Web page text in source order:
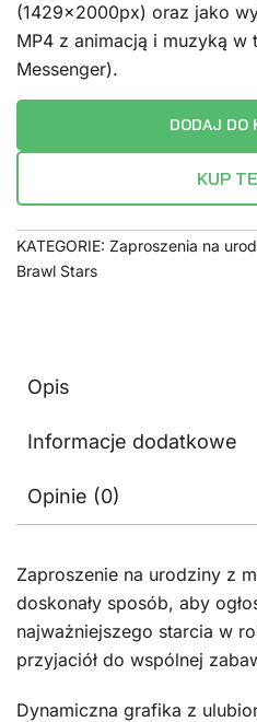
(1429x2000px) oraz jako
MP4 z animacją i muzyką w
Messenger).
DODAJ DO
KUP
KATEGORIE: Zaproszenia na
Brawl Stars
Opis
Informacje dodatkowe
Opinie (0)
Zaproszenie na urodziny z
doskonały sposób, aby
najważniejszego starcia w
przyjaciół do wspólnej
Dynamiczna grafika z